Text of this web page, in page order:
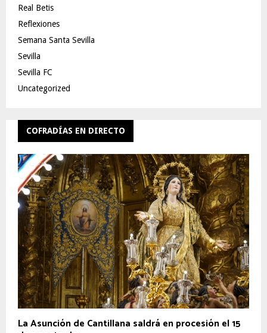
Real Betis
Reflexiones
Semana Santa Sevilla
Sevilla
Sevilla FC
Uncategorized
COFRADÍAS EN DIRECTO
La Asunción de Cantillana saldrá en procesión el 15